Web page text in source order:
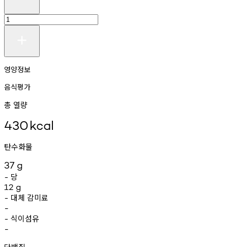
영양정보
음식평가
총 열량
430kcal
탄수화물
37 g
- 당
12 g
- 대체 감미료
-
- 식이섬유
-